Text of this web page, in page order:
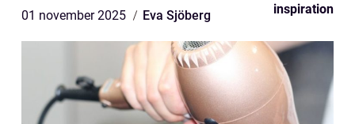
01 november 2025 Eva Sjöberg inspiration